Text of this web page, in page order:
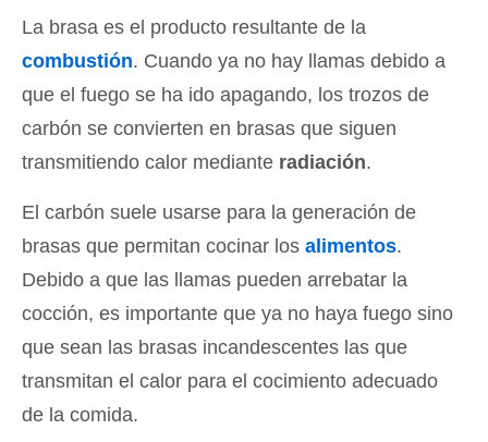
La brasa es el producto resultante de la
combustión. Cuando ya no hay llamas debido a
que el fuego se ha ido apagando, los trozos de
carbón se convierten en brasas que siguen
transmitiendo calor mediante radiación.
El carbón suele usarse para la generación de
brasas que permitan cocinar los alimentos.
Debido a que las llamas pueden arrebatar la
cocción, es importante que ya no haya fuego sino
que sean las brasas incandescentes las que
transmitan el calor para el cocimiento adecuado
de la comida.